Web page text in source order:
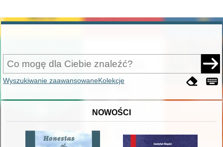
Wyszukiwanie zaawansowaneKolekcje
NOWOŚCI